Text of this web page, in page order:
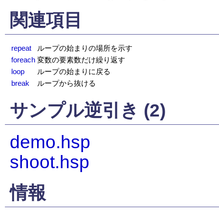
関連項目
repeat
ループの始まりの場所を示す
foreach 変数の要素数だけ繰り返す
loop
ループの始まりに戻る
break
ループから抜ける
サンプル逆引き (2)
demo.hsp
shoot.hsp
情報